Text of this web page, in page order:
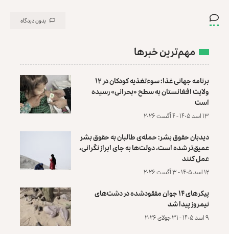
بدون دیدگاه
مهم‌ترین خبرها
برنامه جهانی غذا: سوءتغذیه کودکان در ۱۲
ولایت افغانستان به سطح «بحرانی» رسیده
است
۱۳ اسد ۱۴۰۵ - ۴ آگست ۲۰۲۶
دیدبان حقوق بشر: حمله‌ی طالبان به حقوق بشر
عمیق‌تر شده است، دولت‌ها به جای ابراز نگرانی،
عمل کنند
۱۲ اسد ۱۴۰۵ - ۳ آگست ۲۰۲۶
پیکرهای ۱۴ جوان مفقودشده در دشت‌های
نیمروز پیدا شد
۹ اسد ۱۴۰۵ - ۳۱ جولای ۲۰۲۶